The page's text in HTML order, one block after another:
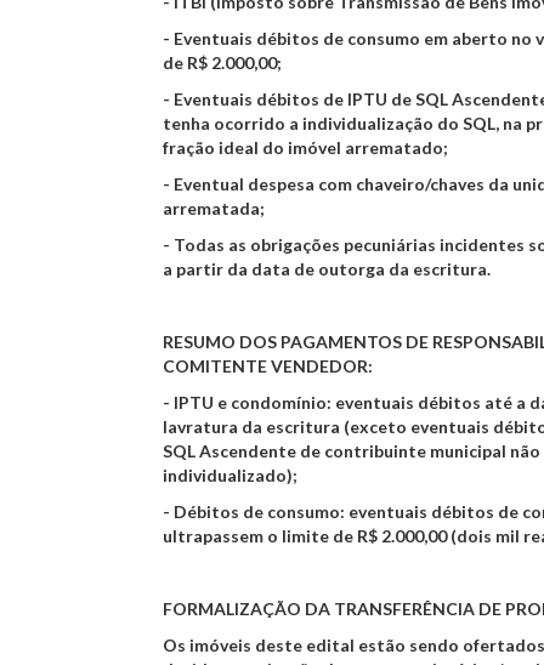
- Eventuais débitos de consumo em aberto no
de R$ 2.000,00;
- Eventuais débitos de IPTU de SQL
tenha ocorrido a individualização do SQL, na
fração ideal do imóvel arrematado;
- Eventual despesa com chaveiro/chaves da
arrematada;
- Todas as obrigações pecuniárias incidentes
a partir da data de outorga da escritura.
RESUMO DOS PAGAMENTOS DE
COMITENTE VENDEDOR:
- IPTU e condomínio: eventuais débitos até a
lavratura da escritura (exceto eventuais
SQL Ascendente de contribuinte municipal não
individualizado);
- Débitos de consumo: eventuais débitos de
ultrapassem o limite de R$ 2.000,00 (dois mil
FORMALIZAÇÃO DA TRANSFERÊNCIA DE
Os imóveis deste edital estão sendo